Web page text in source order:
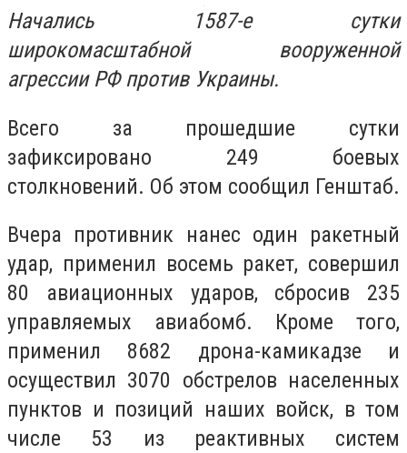
Начались 1587-е сутки
широкомасштабной вооруженной
агрессии РФ против Украины.
Всего за прошедшие сутки
зафиксировано 249 боевых
столкновений. Об этом сообщил Генштаб.
Вчера противник нанес один ракетный
удар, применил восемь ракет, совершил
80 авиационных ударов, сбросив 235
управляемых авиабомб. Кроме того,
применил 8682 дрона-камикадзе и
осуществил 3070 обстрелов населенных
пунктов и позиций наших войск, в том
числе 53 из реактивных систем